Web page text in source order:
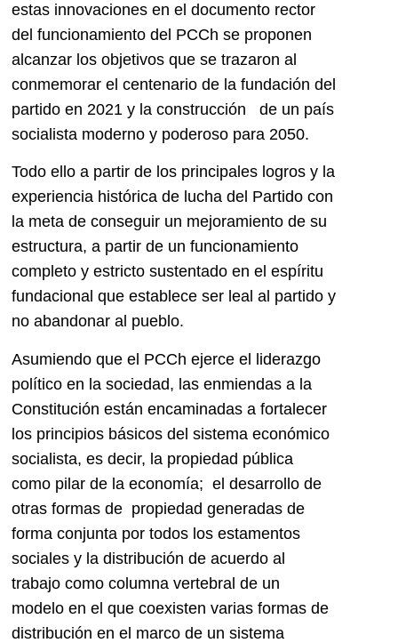
estas innovaciones en el documento rector
del funcionamiento del PCCh se proponen
alcanzar los objetivos que se trazaron al
conmemorar el centenario de la fundación del
partido en 2021 y la construcción de un país
socialista moderno y poderoso para 2050.
Todo ello a partir de los principales logros y la
experiencia histórica de lucha del Partido con
la meta de conseguir un mejoramiento de su
estructura, a partir de un funcionamiento
completo y estricto sustentado en el espíritu
fundacional que establece ser leal al partido y
no abandonar al pueblo.
Asumiendo que el PCCh ejerce el liderazgo
político en la sociedad, las enmiendas a la
Constitución están encaminadas a fortalecer
los principios básicos del sistema económico
socialista, es decir, la propiedad pública
como pilar de la economía; el desarrollo de
otras formas de propiedad generadas de
forma conjunta por todos los estamentos
sociales y la distribución de acuerdo al
trabajo como columna vertebral de un
modelo en el que coexisten varias formas de
distribución en el marco de un sistema